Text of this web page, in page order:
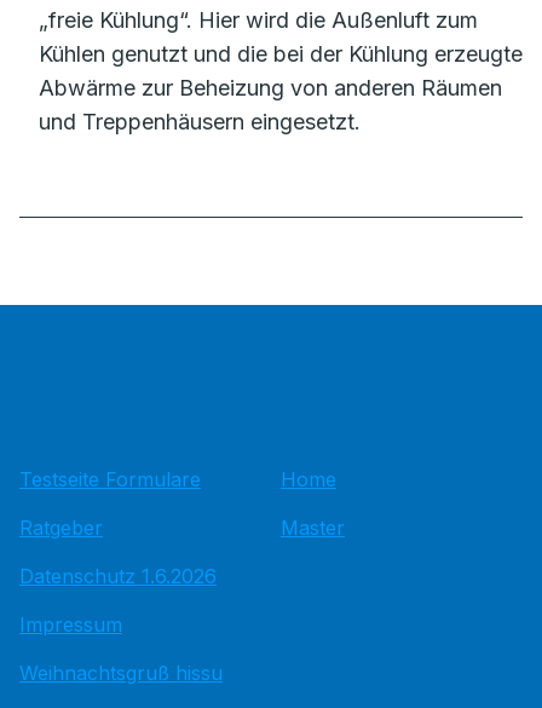
„freie Kühlung“. Hier wird die Außenluft zum
Kühlen genutzt und die bei der Kühlung erzeugte
Abwärme zur Beheizung von anderen Räumen
und Treppenhäusern eingesetzt.
Testseite Formulare
Ratgeber
Datenschutz 1.6.2026
Impressum
Weihnachtsgruß hissu
Home
Master